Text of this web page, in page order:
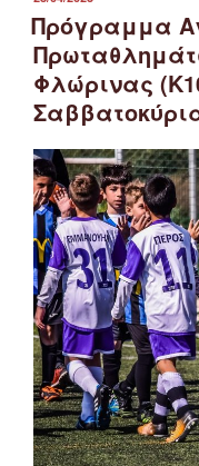
ΣΤΙΣ
Πρόγραμμα
Φλώρινας